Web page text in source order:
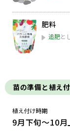
肥料
追肥と
苗の準備と植え
植え付け時期
9月下旬～10月